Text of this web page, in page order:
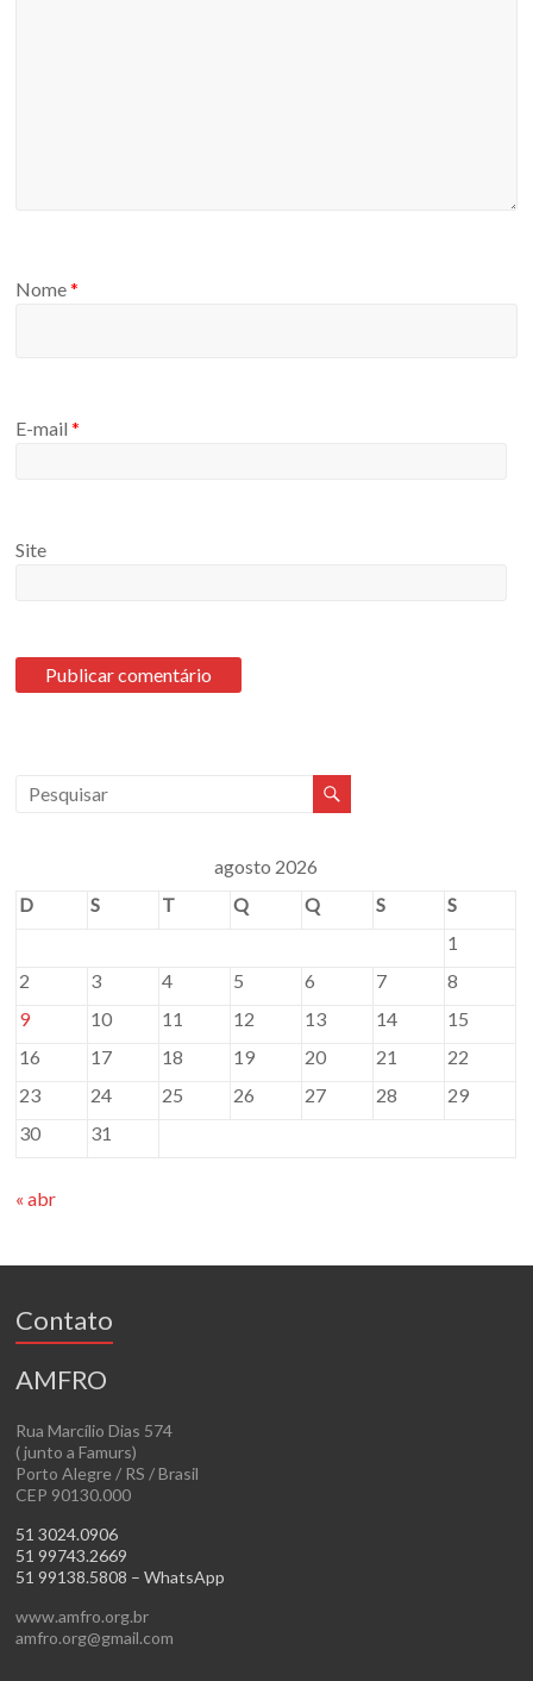
Nome*
E-mail*
Site
agosto 2026
D
S T Q Q S
S
1
2
3 4 5 6 7
8
9
10 11 12 13 14
15
16
17 18 19 20 21
22
23
24 25 26 27 28
29
30
31
« abr
Contato
AMFRO
Rua Marcílio Dias 574
( junto a Famurs)
Porto Alegre / RS / Brasil
CEP 90130.000
51 3024.0906
51 99743.2669
51 99138.5808 – WhatsApp
www.amfro.org.br
amfro.org@gmail.com